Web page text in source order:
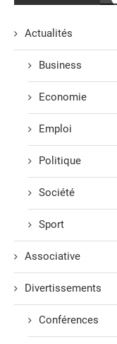
Actualités
Business
Economie
Emploi
Politique
Société
Sport
Associative
Divertissements
Conférences